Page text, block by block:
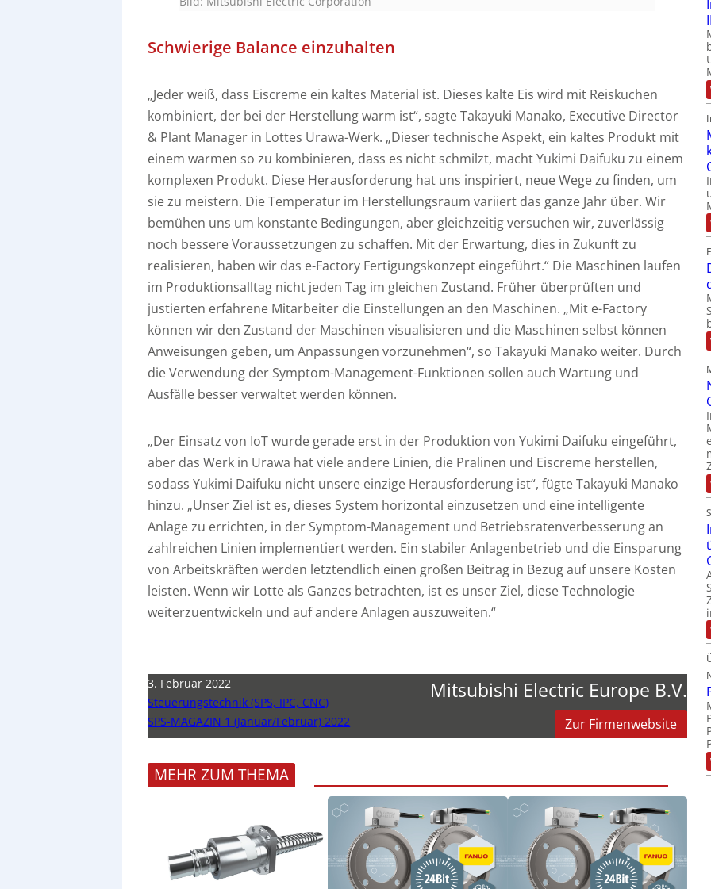
Schwierige Balance einzuhalten
„Jeder weiß, dass Eiscreme ein kaltes Material ist. Dieses kalte Eis wird mit Reiskuchen
kombiniert, der bei der Herstellung warm ist“, sagte Takayuki Manako, Executive Director
& Plant Manager in Lottes Urawa-Werk. „Dieser technische Aspekt, ein kaltes Produkt mit
einem warmen so zu kombinieren, dass es nicht schmilzt, macht Yukimi Daifuku zu einem
komplexen Produkt. Diese Herausforderung hat uns inspiriert, neue Wege zu finden, um
sie zu meistern. Die Temperatur im Herstellungsraum variiert das ganze Jahr über. Wir
bemühen uns um konstante Bedingungen, aber gleichzeitig versuchen wir, zuverlässig
noch bessere Voraussetzungen zu schaffen. Mit der Erwartung, dies in Zukunft zu
realisieren, haben wir das e-Factory Fertigungskonzept eingeführt.“ Die Maschinen laufen
im Produktionsalltag nicht jeden Tag im gleichen Zustand. Früher überprüften und
justierten erfahrene Mitarbeiter die Einstellungen an den Maschinen. „Mit e-Factory
können wir den Zustand der Maschinen visualisieren und die Maschinen selbst können
Anweisungen geben, um Anpassungen vorzunehmen“, so Takayuki Manako weiter. Durch
die Verwendung der Symptom-Management-Funktionen sollen auch Wartung und
Ausfälle besser verwaltet werden können.
„Der Einsatz von IoT wurde gerade erst in der Produktion von Yukimi Daifuku eingeführt,
aber das Werk in Urawa hat viele andere Linien, die Pralinen und Eiscreme herstellen,
sodass Yukimi Daifuku nicht unsere einzige Herausforderung ist“, fügte Takayuki Manako
hinzu. „Unser Ziel ist es, dieses System horizontal einzusetzen und eine intelligente
Anlage zu errichten, in der Symptom-Management und Betriebsratenverbesserung an
zahlreichen Linien implementiert werden. Ein stabiler Anlagenbetrieb und die Einsparung
von Arbeitskräften werden letztendlich einen großen Beitrag in Bezug auf unsere Kosten
leisten. Wenn wir Lotte als Ganzes betrachten, ist es unser Ziel, diese Technologie
weiterzuentwickeln und auf andere Anlagen auszuweiten.“
3. Februar 2022
Steuerungstechnik (SPS, IPC, CNC)
SPS-MAGAZIN 1 (Januar/Februar) 2022
Mitsubishi Electric Europe B.V.
Zur Firmenwebsite
MEHR ZUM THEMA